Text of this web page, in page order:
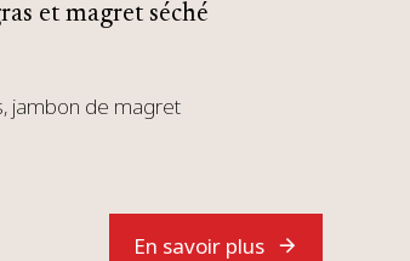
et magret séché
jambon de magret
En savoir plus